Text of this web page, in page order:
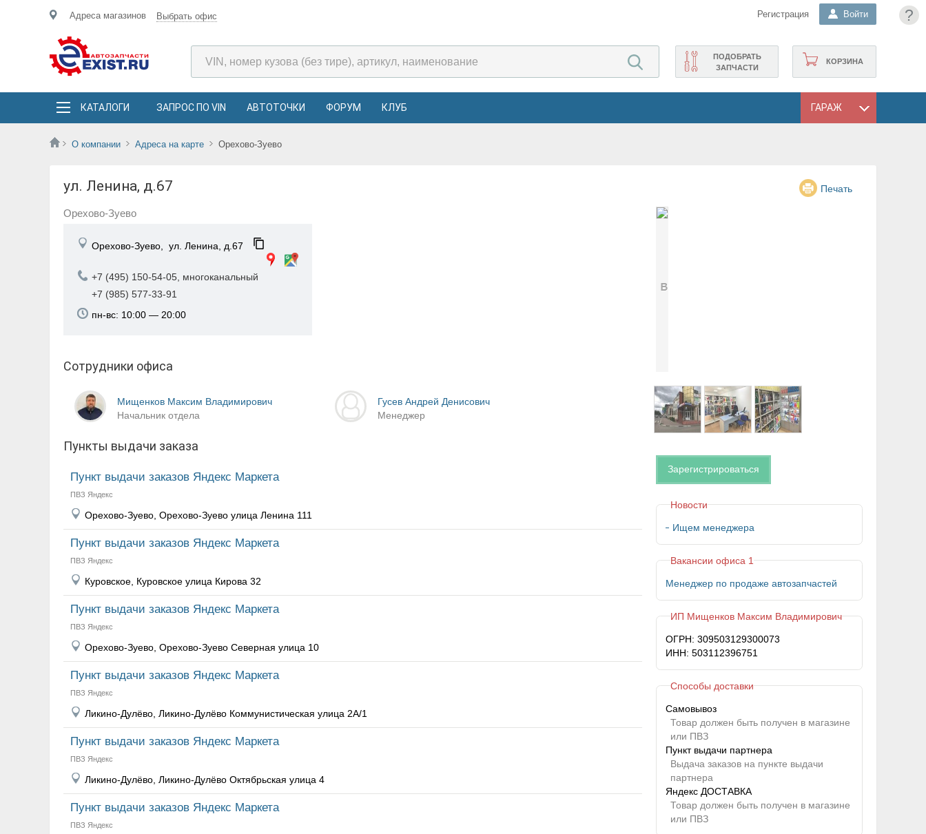
?
Адреса магазинов Выбрать офис Регистрация Войти
КОРЗИНА
ПОДОБРАТЬ
ЗАПЧАСТИ
КАТАЛОГИ ЗАПРОС ПО VIN АВТОТОЧКИ ФОРУМ КЛУБ ГАРАЖ
О компании Адреса на карте Орехово-Зуево
ул. Ленина, д.67 Печать
Орехово-Зуево
Орехово-Зуево, ул. Ленина, д.67
+7 (495) 150-54-05, многоканальный
+7 (985) 577-33-91
пн-вс: 10:00 — 20:00
Сотрудники офиса
Мищенков Максим Владимирович
Начальник отдела
Гусев Андрей Денисович
Менеджер
Пункты выдачи заказа
Пункт выдачи заказов Яндекс Маркета
ПВЗ Яндекс
Орехово-Зуево, Орехово-Зуево улица Ленина 111
Пункт выдачи заказов Яндекс Маркета
ПВЗ Яндекс
Куровское, Куровское улица Кирова 32
Пункт выдачи заказов Яндекс Маркета
ПВЗ Яндекс
Орехово-Зуево, Орехово-Зуево Северная улица 10
Пункт выдачи заказов Яндекс Маркета
ПВЗ Яндекс
Ликино-Дулёво, Ликино-Дулёво Коммунистическая улица 2А/1
Пункт выдачи заказов Яндекс Маркета
ПВЗ Яндекс
Ликино-Дулёво, Ликино-Дулёво Октябрьская улица 4
Пункт выдачи заказов Яндекс Маркета
ПВЗ Яндекс
Зарегистрироваться
Новости
Ищем менеджера
Вакансии офиса 1
Менеджер по продаже автозапчастей
ИП Мищенков Максим Владимирович
ОГРН: 309503129300073
ИНН: 503112396751
Способы доставки
Самовывоз
Товар должен быть получен в магазине
или ПВЗ
Пункт выдачи партнера
Выдача заказов на пункте выдачи
партнера
Яндекс ДОСТАВКА
Товар должен быть получен в магазине
или ПВЗ